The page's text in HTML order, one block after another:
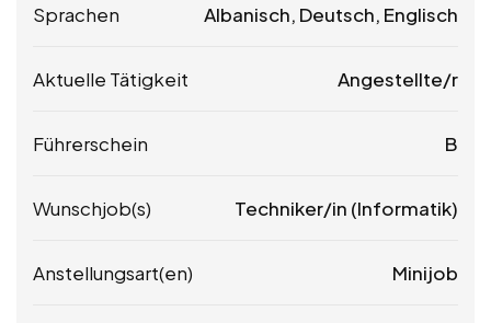
Sprachen Albanisch, Deutsch, Englisch
Aktuelle Tätigkeit Angestellte/r
Führerschein B
Wunschjob(s) Techniker/in (Informatik)
Anstellungsart(en) Minijob